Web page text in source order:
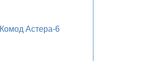
Комод Астера-6